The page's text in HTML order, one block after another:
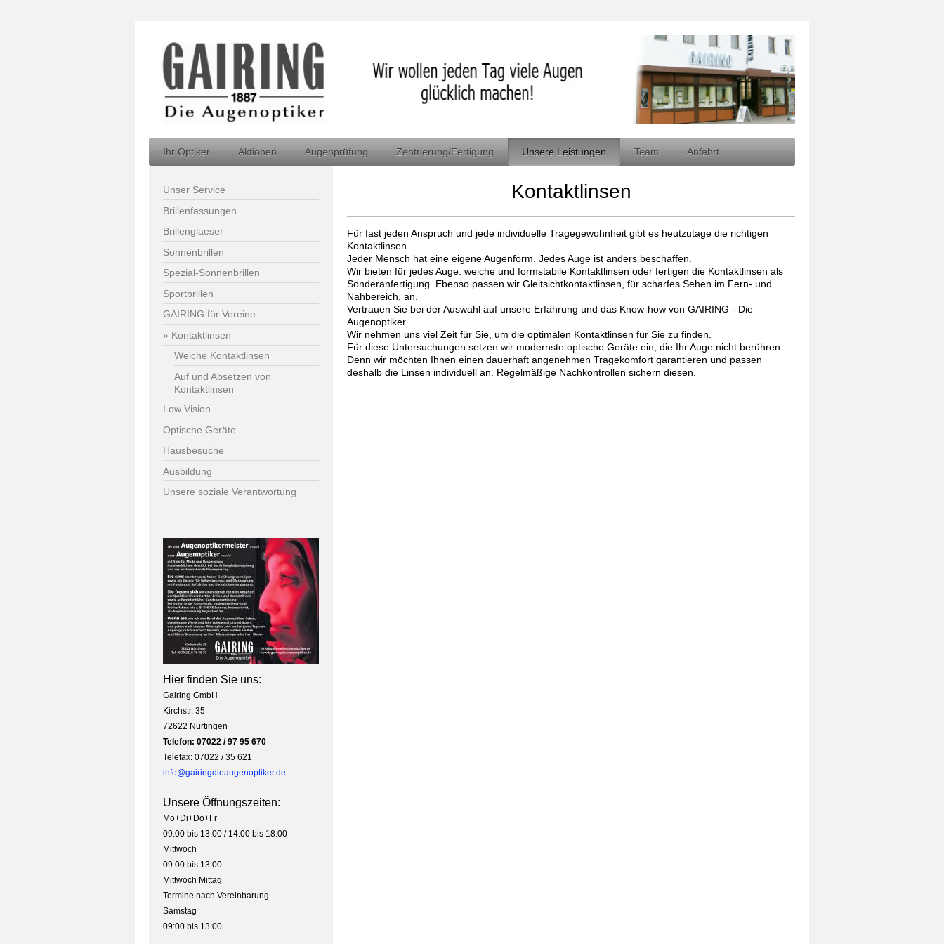
Ihr Optiker Aktionen Augenprüfung Zentrierung/Fertigung Unsere Leistungen Team Anfahrt
Kontaktlinsen
Für fast jeden Anspruch und jede individuelle Tragegewohnheit gibt es heutzutage die richtigen
Kontaktlinsen.
Jeder Mensch hat eine eigene Augenform. Jedes Auge ist anders beschaffen.
Wir bieten für jedes Auge: weiche und formstabile Kontaktlinsen oder fertigen die Kontaktlinsen als
Sonderanfertigung. Ebenso passen wir Gleitsichtkontaktlinsen, für scharfes Sehen im Fern- und
Nahbereich, an.
Vertrauen Sie bei der Auswahl auf unsere Erfahrung und das Know-how von GAIRING - Die
Augenoptiker.
Wir nehmen uns viel Zeit für Sie, um die optimalen Kontaktlinsen für Sie zu finden.
Für diese Untersuchungen setzen wir modernste optische Geräte ein, die Ihr Auge nicht berühren.
Denn wir möchten Ihnen einen dauerhaft angenehmen Tragekomfort garantieren und passen
deshalb die Linsen individuell an. Regelmäßige Nachkontrollen sichern diesen.
Unser Service
Brillenfassungen
Brillenglaeser
Sonnenbrillen
Spezial-Sonnenbrillen
Sportbrillen
GAIRING für Vereine
Kontaktlinsen
Weiche Kontaktlinsen
Auf und Absetzen von
Kontaktlinsen
Low Vision
Optische Geräte
Hausbesuche
Ausbildung
Unsere soziale Verantwortung
Hier finden Sie uns:
Gairing GmbH
Kirchstr. 35
72622 Nürtingen
Telefon: 07022 / 97 95 670
Telefax: 07022 / 35 621
info@gairingdieaugenoptiker.de
Unsere Öffnungszeiten:
Mo+Di+Do+Fr
09:00 bis 13:00 / 14:00 bis 18:00
Mittwoch
09:00 bis 13:00
Mittwoch Mittag
Termine nach Vereinbarung
Samstag
09:00 bis 13:00